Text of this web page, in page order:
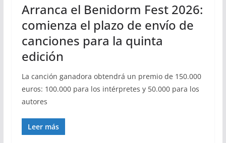
Arranca el Benidorm Fest 2026:
comienza el plazo de envío de
canciones para la quinta
edición
La canción ganadora obtendrá un premio de 150.000
euros: 100.000 para los intérpretes y 50.000 para los
autores
Leer más